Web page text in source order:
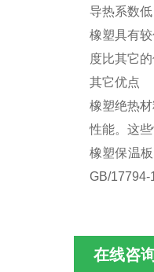
导热系数低
橡塑具有
度比其它
其它优点
橡塑绝热
性能。这
橡塑保温
GB/
在线咨